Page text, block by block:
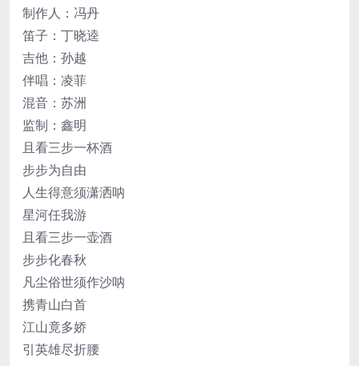
制作人：冯丹
笛子：丁晓逵
吉他：孙越
伴唱：凌菲
混音：苏洲
监制：鑫明
且看三步一杯酒
步步为自由
人生得意须潇洒呐
星河任我游
且看三步一壶酒
步步化春秋
凡尘俗世须作沙呐
携青山白首
江山竟多娇
引英雄尽折腰